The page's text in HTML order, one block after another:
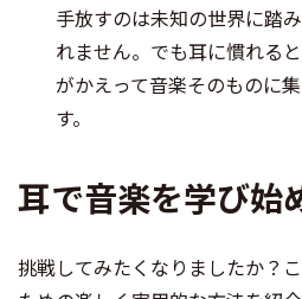
手放すのは未知の世界に踏
れません。でも耳に慣れる
がかえって音楽そのものに
す。
耳で音楽を学び始
挑戦してみたくなりましたか？